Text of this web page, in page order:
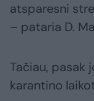
atsparesni
– pataria D.
Tačiau, pasak
karantino